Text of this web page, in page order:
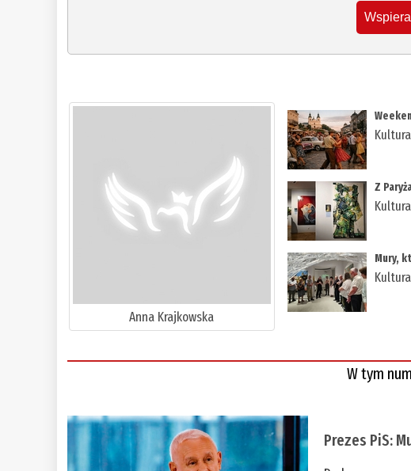
Anna Krajkowska
Kultura
Z
Kultura
Mury,
Kultura
W tym
Prezes PiS: